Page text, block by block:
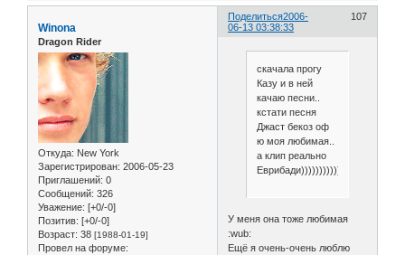
Поделиться 107
2006-
06-13 03:38:33
Winona
Dragon Rider
Откуда: New York
Зарегистрирован: 2006-05-23
Приглашений: 0
Сообщений: 326
Уважение: [+0/-0]
Позитив: [+0/-0]
Возраст: 38 [1988-01-19]
Провел на форуме:
скачала прогу
Казу и в ней
качаю песни..
кстати песня
Джаст бекоз оф
ю моя любимая..
а клип реально
Еврибади)))))))))))))
У меня она тоже любимая
:wub:
Ещё я очень-очень люблю